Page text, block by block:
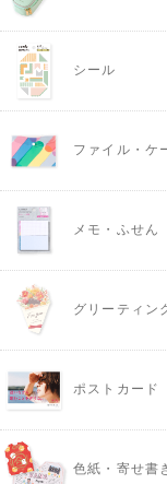
シール
ファイル・ケ
メモ・ふせん
グリーティン
ポストカード
色紙・寄せ書